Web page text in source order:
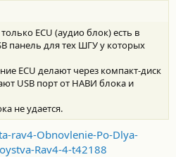
ECU (аудио блок) есть в
панель для тех ШГУ у которых
ECU делают через компакт-диск
USB порт от НАВИ блока и
не удается.
rav4-Obnovlenie-Po-Dlya-
Rav4-4-t42188